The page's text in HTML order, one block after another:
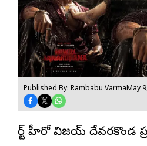
Published By: Rambabu VarmaMay
స్టార్ హీరో విజయ్ దేవరకొండ